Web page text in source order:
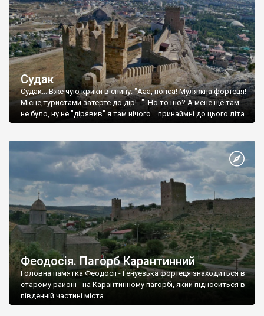
Судак
Судак... Вже чую крики в спину: "Ааа, попса! Муляжна фортеця!
Місце,туристами затерте до дір!..." Но то шо? А мене ще там
не було, ну не "дірявив" я там нічого... принаймні до цього літа.
Феодосія. Пагорб Карантинний
Головна памятка Феодосії - Генуезька фортеця знаходиться в
старому районі - на Карантинному пагорбі, який підноситься в
південній частині міста.